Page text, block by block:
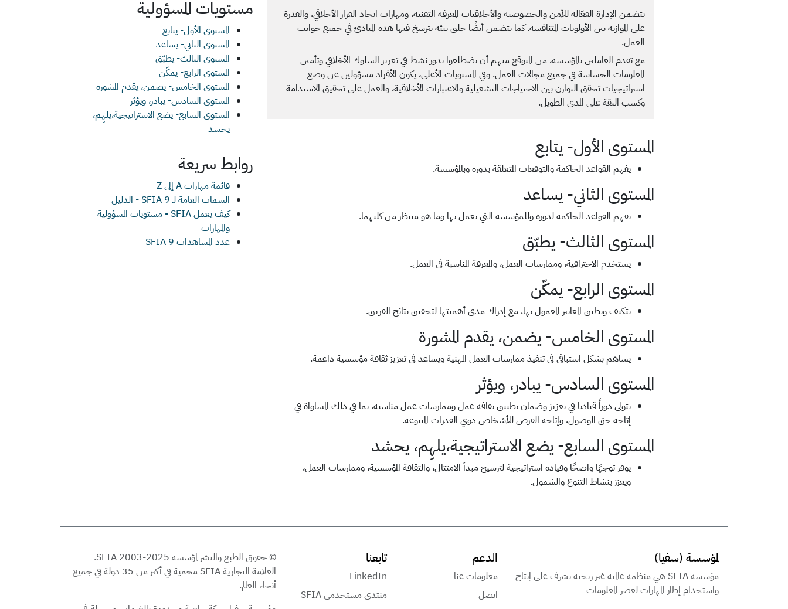
تتضمن الإدارة الفعّالة للأمن والخصوصية والأخلاقيات المعرفة التقنية، ومهارات اتخاذ القرار الأخلاقي، والقدرة
على الموازنة بين الأولويات المتنافسة. كما تتضمن أيضًا خلق بيئة تترسخ فيها هذه المبادئ في جميع جوانب
العمل.
مع تقدم العاملين بالمؤسسة، من المتوقع منهم أن يضطلعوا بدور نشط في تعزيز السلوك الأخلاقي وتأمين
المعلومات الحساسة في جميع مجالات العمل. وفي المستويات الأعلى، يكون الأفراد مسؤولين عن وضع
استراتيجيات تحقق التوازن بين الاحتياجات التشغيلية والاعتبارات الأخلاقية، والعمل على تحقيق الاستدامة
وكسب الثقة على المدى الطويل.
المستوى الأول- يتابع
يفهم القواعد الحاكمة والتوقعات المتعلقة بدوره وبالمؤسسة.
المستوى الثاني- يساعد
يفهم القواعد الحاكمة لدوره وللمؤسسة التي يعمل بها وما هو منتظر من كليهما.
المستوى الثالث- يطبّق
يستخدم الاحترافية، وممارسات العمل، والمعرفة المناسبة في العمل.
المستوى الرابع- يمكّن
يتكيف ويطبق المعايير المعمول بها، مع إدراك مدى أهميتها لتحقيق نتائج الفريق.
المستوى الخامس- يضمن، يقدم المشورة
يساهم بشكل استباقي في تنفيذ ممارسات العمل المهنية ويساعد في تعزيز ثقافة مؤسسية داعمة.
المستوى السادس- يبادر، ويؤثر
يتولى دوراً قياديا في تعزيز وضمان تطبيق ثقافة عمل وممارسات عمل مناسبة، بما في ذلك المساواة في
إتاحة حق الوصول، وإتاحة الفرص للأشخاص ذوي القدرات المتنوعة.
المستوى السابع- يضع الاستراتيجية،يلهِم، يحشد
يوفر توجهًا واضحًا وقيادة استراتيجية لترسيخ مبدأ الامتثال، والثقافة المؤسسية، وممارسات العمل،
ويعزز بنشاط التنوع والشمول.
مستويات المسؤولية
المستوى الأول- يتابع
المستوى الثاني- يساعد
المستوى الثالث- يطبّق
المستوى الرابع- يمكّن
المستوى الخامس- يضمن، يقدم المشورة
المستوى السادس- يبادر، ويؤثر
المستوى السابع- يضع الاستراتيجية،يلهِم،
يحشد
روابط سريعة
قائمة مهارات A إلى Z
السمات العامة لـ SFIA 9 - الدليل
كيف يعمل SFIA - مستويات المسؤولية
والمهارات
عدد المشاهدات SFIA 9
لمؤسسة (سفيا)
مؤسسة SFIA هي منظمة عالمية غير ربحية تشرف على إنتاج
واستخدام إطار المهارات لعصر المعلومات
الدعم
معلومات عنا
اتصل
تابعنا
LinkedIn
منتدى مستخدمي SFIA
© حقوق الطبع والنشر لمؤسسة SFIA 2003-2025.
العلامة التجارية SFIA محمية في أكثر من 35 دولة في جميع
أنحاء العالم.